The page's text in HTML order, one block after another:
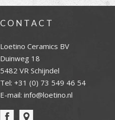
CONTACT
Loetino Ceramics BV
Duinweg 18
5482 VR Schijndel
Tel: +31 (0) 73 549 46 54
E-mail: info@loetino.nl